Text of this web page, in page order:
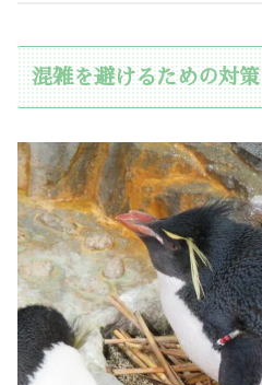
混雑を避けるための対策